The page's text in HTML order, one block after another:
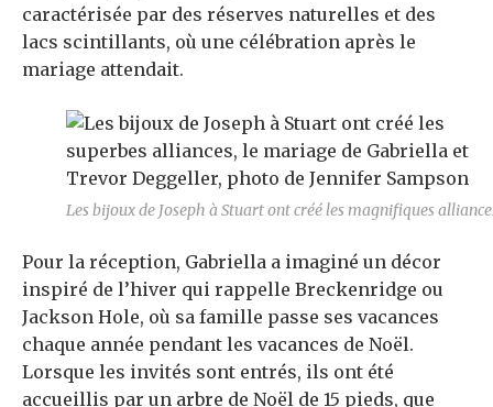
caractérisée par des réserves naturelles et des
lacs scintillants, où une célébration après le
mariage attendait.
Les bijoux de Joseph à Stuart ont créé les magnifiques
Pour la réception, Gabriella a imaginé un décor
inspiré de l’hiver qui rappelle Breckenridge ou
Jackson Hole, où sa famille passe ses vacances
chaque année pendant les vacances de Noël.
Lorsque les invités sont entrés, ils ont été
accueillis par un arbre de Noël de 15 pieds, que